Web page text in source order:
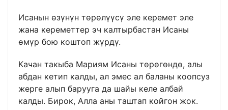
Исанын өзүнүн төрөлүүсү эле керемет эле
жана кереметтер эч калтырбастан Исаны
өмүр бою коштоп жүрдү.
Качан такыба Мариям Исаны төрөгөндө, алы
абдан кетип калды, ал эмес ал баланы коопсуз
жерге алып барууга да шайы келе албай
калды. Бирок, Алла аны таштап койгон жок.